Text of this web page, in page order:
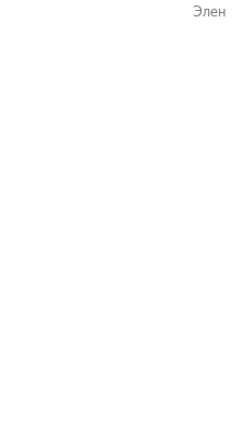
Элен